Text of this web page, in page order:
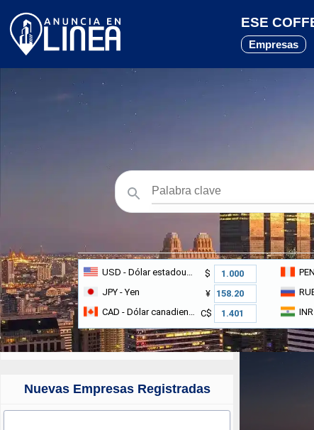
ESE
Empresas
USD - Dólar estadounidense $ PEN
JPY - Yen ¥
CAD - Dólar canadiense C$ INR
Nuevas Empresas Registradas